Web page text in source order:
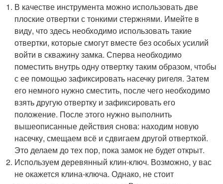
В качестве инструмента можно использовать две
плоские отвертки с тонкими стержнями. Имейте в
виду, что здесь необходимо использовать такие
отвертки, которые смогут вместе без особых усилий
войти в скважину замка. Сперва необходимо
поместить внутрь одну отвертку таким образом, чтобы
с ее помощью зафиксировать насечку ригеля. Затем
его немного нужно сместить, после чего необходимо
взять другую отвертку и зафиксировать его
положение. После этого нужно выполнить
вышеописанные действия снова: находим новую
насечку, смещаем всё и сдвигаем другой отверткой.
Это делаем до тех пор, пока замок не будет открыт.
Используем деревянный клин-ключ. Возможно, у вас
не окажется клина-ключа. Однако, не стоит